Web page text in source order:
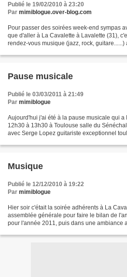
Publié le 19/02/2010 à 23:20
Par mimiblogue.over-blog.com
Pour passer des soirées week-end sympas
que d'aller à La Cavalette à Lavalette (31),
rendez-vous musique (jazz, rock, guitare......)
Pause musicale
Publié le 03/03/2011 à 21:49
Par mimiblogue
Aujourd'hui j'ai été à la pause musicale qui a
12h30 à 13h30 à Toulouse salle du
avec Serge Lopez guitariste exceptionnel
Musique
Publié le 12/12/2010 à 19:22
Par mimiblogue
Hier soir c'était la soirée adhérents à La
assemblée générale pour faire le bilan de
pour l'année 2011, puis dans une ambiance